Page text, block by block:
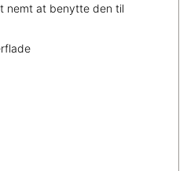
nemt at benytte den til